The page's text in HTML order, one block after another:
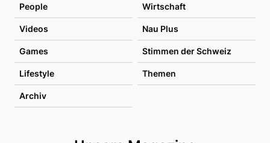
People Wirtschaft
Videos Nau Plus
Games Stimmen der Schweiz
Lifestyle Themen
Archiv